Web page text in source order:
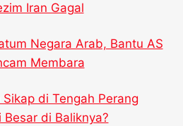
Iran Gagal
Negara Arab, Bantu AS
Membara
di Tengah Perang
di Baliknya?